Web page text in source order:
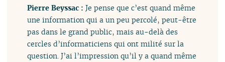
Pierre Beyssac :Je pense que c’est quand même
une information qui a un peu percolé, peut-être
pas dans le grand public, mais au-delà des
cercles d’informaticiens qui ont milité sur la
question. J’ai l’impression qu’il y a quand même